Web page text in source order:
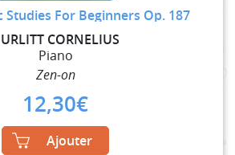
For Beginners Op. 187
CORNELIUS
Piano
Zen-on
12,30€
Ajouter